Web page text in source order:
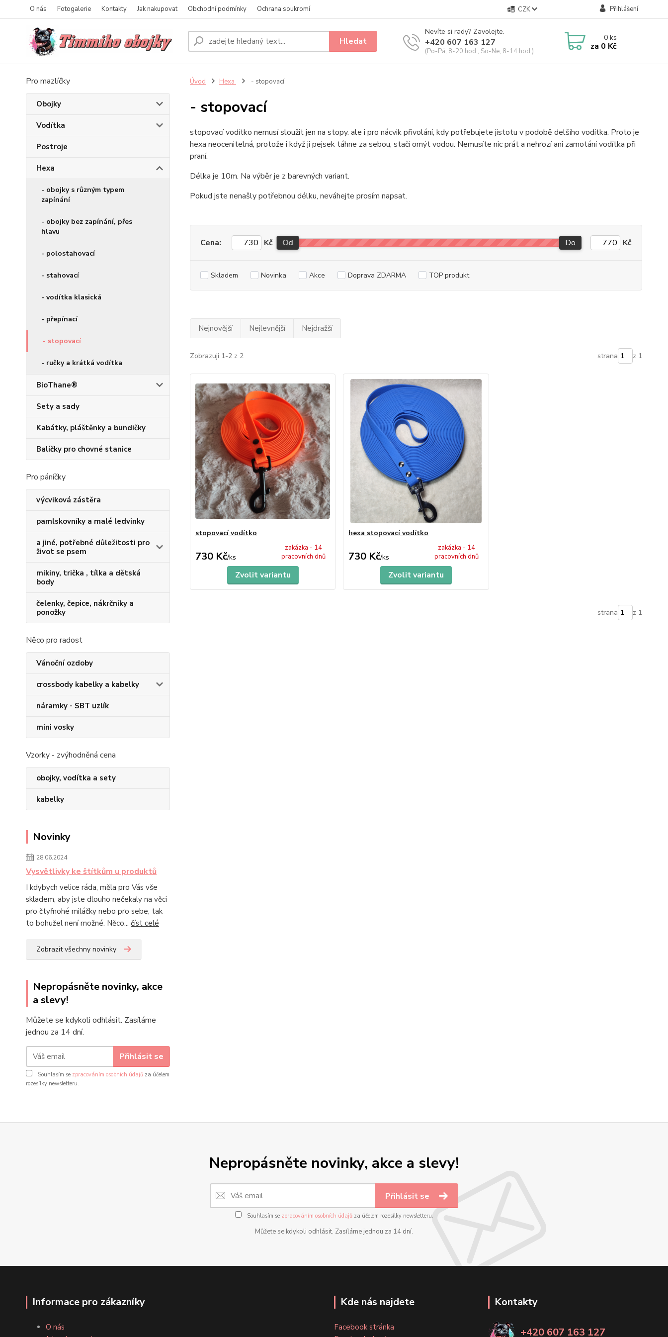
O nás Fotogalerie Kontakty Jak nakupovat Obchodní podmínky Ochrana soukromí CZK Přihlášení
Hledat
Nevíte si rady? Zavolejte.
+420 607 163 127
(Po-Pá, 8-20 hod., So-Ne, 8-14 hod.)
0ks
za 0 Kč
Pro mazlíčky
Obojky
Vodítka
Postroje
Hexa
- obojky s různým typem
zapínání
- obojky bez zapínání, přes
hlavu
- polostahovací
- stahovací
- vodítka klasická
- přepínací
- stopovací
- ručky a krátká vodítka
BioThane®
Sety a sady
Kabátky, pláštěnky a bundičky
Balíčky pro chovné stanice
Pro páníčky
výcviková zástěra
pamlskovníky a malé ledvinky
a jiné, potřebné důležitosti pro
život se psem
mikiny, trička , tílka a dětská
body
čelenky, čepice, nákrčníky a
ponožky
Něco pro radost
Vánoční ozdoby
crossbody kabelky a kabelky
náramky - SBT uzlík
mini vosky
Vzorky - zvýhodněná cena
obojky, vodítka a sety
kabelky
Novinky
28.06.2024
Vysvětlivky ke štítkům u produktů
I kdybych velice ráda, měla pro Vás vše
skladem, aby jste dlouho nečekaly na věci
pro čtyřnohé miláčky nebo pro sebe, tak
to bohužel není možné. Něco... číst celé
Zobrazit všechny novinky
Nepropásněte novinky, akce
a slevy!
Můžete se kdykoli odhlásit. Zasíláme
jednou za 14 dní.
Přihlásit se
Souhlasím se zpracováním osobních údajů za účelem
rozesílky newsletteru.
Úvod Hexa - stopovací
- stopovací
stopovací vodítko nemusí sloužit jen na stopy. ale i pro nácvik přivolání, kdy potřebujete jistotu v podobě delšího vodítka. Proto je
hexa neocenitelná, protože i když ji pejsek táhne za sebou, stačí omýt vodou. Nemusíte nic prát a nehrozí ani zamotání vodítka při
praní.
Délka je 10m. Na výběr je z barevných variant.
Pokud jste nenašly potřebnou délku, neváhejte prosím napsat.
Cena: Kč Od Do Kč
Skladem Novinka Akce Doprava ZDARMA TOP produkt
Nejnovější Nejlevnější Nejdražší
Zobrazuji 1-2 z 2 strana z 1
stopovací vodítko
730 Kč/ks
zakázka - 14
pracovních dnů
Zvolit variantu
hexa stopovací vodítko
730 Kč/ks
zakázka - 14
pracovních dnů
Zvolit variantu
strana z 1
Nepropásněte novinky, akce a slevy!
Přihlásit se
Souhlasím se zpracováním osobních údajůza účelem rozesílky newsletteru.
Můžete se kdykoli odhlásit. Zasíláme jednou za 14 dní.
Informace pro zákazníky
O nás
Kde nás najdete
Facebook stránka
Kontakty
+420 607 163 127